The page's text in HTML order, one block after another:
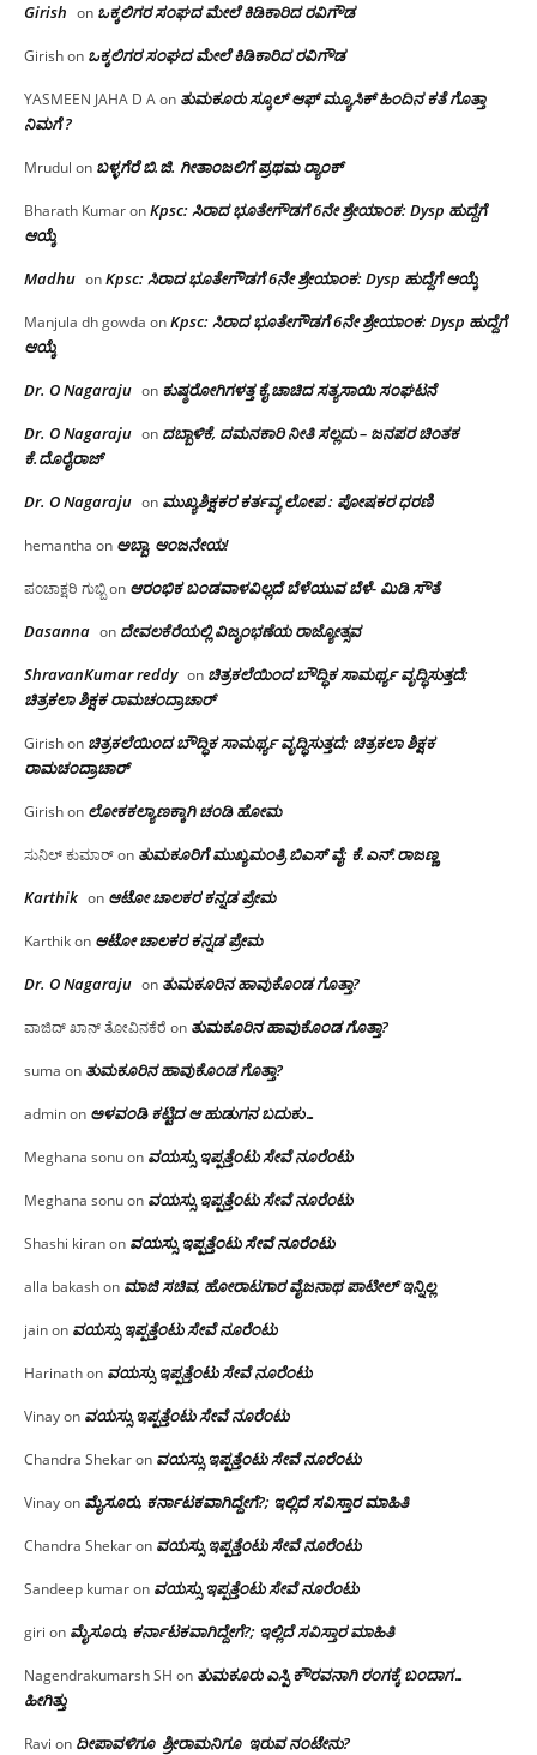
Girish on ಒಕ್ಕಲಿಗರ ಸಂಘದ ಮೇಲೆ ಕಿಡಿಕಾರಿದ ರವಿಗೌಡ
Girishon ಒಕ್ಕಲಿಗರ ಸಂಘದ ಮೇಲೆ ಕಿಡಿಕಾರಿದ ರವಿಗೌಡ
YASMEEN JAHA D Aon ತುಮಕೂರು ಸ್ಕೂಲ್ ಆಫ್ ಮ್ಯೂಸಿಕ್ ಹಿಂದಿನ ಕತೆ ಗೊತ್ತಾ
ನಿಮಗೆ ?
Mrudul on ಬಳ್ಳಗೆರೆ ಬಿ.ಜಿ. ಗೀತಾಂಜಲಿಗೆ ಪ್ರಥಮ ರ‌್ಯಾಂಕ್
Bharath KumaronKpsc: ಸಿರಾದ ಭೂತೇಗೌಡಗೆ 6ನೇ ಶ್ರೇಯಾಂಕ: Dysp ಹುದ್ದೆಗೆ
ಆಯ್ಕೆ
Madhu onKpsc: ಸಿರಾದ ಭೂತೇಗೌಡಗೆ 6ನೇ ಶ್ರೇಯಾಂಕ: Dysp ಹುದ್ದೆಗೆ ಆಯ್ಕೆ
Manjula dh gowda onKpsc: ಸಿರಾದ ಭೂತೇಗೌಡಗೆ 6ನೇ ಶ್ರೇಯಾಂಕ: Dysp ಹುದ್ದೆಗೆ
ಆಯ್ಕೆ
Dr. O Nagaraju on ಕುಷ್ಠರೋಗಿಗಳತ್ತ ಕೈ ಚಾಚಿದ ಸತ್ಯಸಾಯಿ ಸಂಘಟನೆ
Dr. O Nagaraju on ದಬ್ಬಾಳಿಕೆ, ದಮನಕಾರಿ ನೀತಿ ಸಲ್ಲದು – ಜನಪರ ಚಿಂತಕ
ಕೆ.ದೊರೈರಾಜ್
Dr. O Nagaraju on ಮುಖ್ಯಶಿಕ್ಷಕರ ಕರ್ತವ್ಯ ಲೋಪ : ಪೋಷಕರ ಧರಣಿ
hemantha on ಅಬ್ಬಾ, ಆಂಜನೇಯ!
ಪಂಚಾಕ್ಷರಿ ಗುಬ್ಬಿon ಆರಂಭಿಕ ಬಂಡವಾಳವಿಲ್ಲದೆ ಬೆಳೆಯುವ ಬೆಳೆ- ಮಿಡಿ ಸೌತೆ
Dasanna on ದೇವಲಕೆರೆಯಲ್ಲಿ ವಿಜೃಂಭಣೆಯ ರಾಜ್ಯೋತ್ಸವ
ShravanKumar reddy on ಚಿತ್ರಕಲೆಯಿಂದ ಬೌದ್ಧಿಕ ಸಾಮರ್ಥ್ಯ ವೃದ್ಧಿಸುತ್ತದೆ;
ಚಿತ್ರಕಲಾ ಶಿಕ್ಷಕ ರಾಮಚಂದ್ರಾಚಾರ್
Girishon ಚಿತ್ರಕಲೆಯಿಂದ ಬೌದ್ಧಿಕ ಸಾಮರ್ಥ್ಯ ವೃದ್ಧಿಸುತ್ತದೆ; ಚಿತ್ರಕಲಾ ಶಿಕ್ಷಕ
ರಾಮಚಂದ್ರಾಚಾರ್
Girishon ಲೋಕಕಲ್ಯಾಣಕ್ಕಾಗಿ ಚಂಡಿ ಹೋಮ
ಸುನಿಲ್ ಕುಮಾರ್on ತುಮಕೂರಿಗೆ ಮುಖ್ಯಮಂತ್ರಿ ಬಿಎಸ್ ವೈ: ಕೆ.ಎನ್.ರಾಜಣ್ಣ
Karthik on ಆಟೋ ಚಾಲಕರ ಕನ್ನಡ ಪ್ರೇಮ
Karthikon ಆಟೋ ಚಾಲಕರ ಕನ್ನಡ ಪ್ರೇಮ
Dr. O Nagaraju on ತುಮಕೂರಿನ ಹಾವುಕೊಂಡ ಗೊತ್ತಾ?
ವಾಜಿದ್ ಖಾನ್ ತೋವಿನಕೆರೆ on ತುಮಕೂರಿನ ಹಾವುಕೊಂಡ ಗೊತ್ತಾ?
suma on ತುಮಕೂರಿನ ಹಾವುಕೊಂಡ ಗೊತ್ತಾ?
adminon ಅಳವಂಡಿ ಕಟ್ಟಿದ ಆ ಹುಡುಗನ ಬದುಕು…
Meghana sonuon ವಯಸ್ಸು ಇಪ್ಪತ್ತೆಂಟು ಸೇವೆ ನೂರೆಂಟು
Meghana sonuon ವಯಸ್ಸು ಇಪ್ಪತ್ತೆಂಟು ಸೇವೆ ನೂರೆಂಟು
Shashi kiranon ವಯಸ್ಸು ಇಪ್ಪತ್ತೆಂಟು ಸೇವೆ ನೂರೆಂಟು
alla bakashon ಮಾಜಿ ಸಚಿವ, ಹೋರಾಟಗಾರ ವೈಜನಾಥ ಪಾಟೀಲ್ ಇನ್ನಿಲ್ಲ
jainon ವಯಸ್ಸು ಇಪ್ಪತ್ತೆಂಟು ಸೇವೆ ನೂರೆಂಟು
Harinathon ವಯಸ್ಸು ಇಪ್ಪತ್ತೆಂಟು ಸೇವೆ ನೂರೆಂಟು
Vinayon ವಯಸ್ಸು ಇಪ್ಪತ್ತೆಂಟು ಸೇವೆ ನೂರೆಂಟು
Chandra Shekaron ವಯಸ್ಸು ಇಪ್ಪತ್ತೆಂಟು ಸೇವೆ ನೂರೆಂಟು
Vinayon ಮೈಸೂರು, ಕರ್ನಾಟಕವಾಗಿದ್ದೇಗೆ?; ಇಲ್ಲಿದೆ ಸವಿಸ್ತಾರ ಮಾಹಿತಿ
Chandra Shekaron ವಯಸ್ಸು ಇಪ್ಪತ್ತೆಂಟು ಸೇವೆ ನೂರೆಂಟು
Sandeep kumaron ವಯಸ್ಸು ಇಪ್ಪತ್ತೆಂಟು ಸೇವೆ ನೂರೆಂಟು
giri on ಮೈಸೂರು, ಕರ್ನಾಟಕವಾಗಿದ್ದೇಗೆ?; ಇಲ್ಲಿದೆ ಸವಿಸ್ತಾರ ಮಾಹಿತಿ
Nagendrakumarsh SH on ತುಮಕೂರು ಎಸ್ಪಿ ಕೌರವನಾಗಿ ರಂಗಕ್ಕೆ ಬಂದಾಗ…
ಹೀಗಿತ್ತು
Ravi on ದೀಪಾವಳಿಗೂ ಶ್ರೀರಾಮನಿಗೂ ಇರುವ ನಂಟೇನು?